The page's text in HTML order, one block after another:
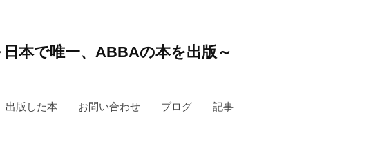
本で唯一、ABBAの本を出版～
出版した本 お問い合わせ ブログ 記事